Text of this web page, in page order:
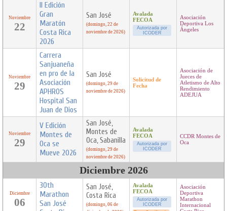
Noviembre
22
II Edición
Gran
Maratón
Costa Rica
2026
San José
(domingo, 22 de
noviembre de 2026)
Avalada
FECOA
Autorizada por
ICODER
Asociación
Deportiva Los
Ángeles
Noviembre
29
Carrera
Sanjuaneña
en pro de la
Asociación
APHROS
Hospital San
Juan de Dios
San José
(domingo, 29 de
noviembre de 2026)
Solicitud de
Fecha
Asociación de
Jueces de
Atletismo de Alto
Rendimiento
ADEJUA
Noviembre
29
V Edición
Montes de
Oca se
Mueve 2026
San José,
Montes de
Oca, Sabanilla
(domingo, 29 de
noviembre de 2026)
Avalada
FECOA
Autorizada por
ICODER
CCDR Montes de
Oca
Diciembre 2026
Diciembre
06
30th
Marathon
San José
San José,
Costa Rica
(domingo, 06 de
Avalada
FECOA
Autorizada por
ICODER
Asociación
Deportiva
Marathon
Internacional